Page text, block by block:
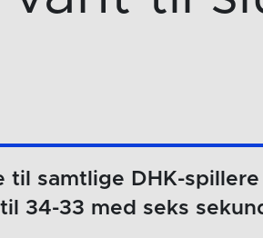
til samtlige DHK-
34-33 med seks